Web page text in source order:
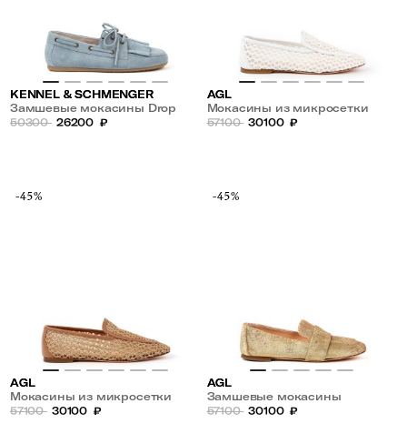
KENNEL & SCHMENGER
Замшевые мокасины Drop
50300 26200 ₽
AGL
Мокасины из микросетки
57100 30100 ₽
-45%
AGL
Мокасины из микросетки
57100 30100 ₽
-45%
AGL
Замшевые мокасины
57100 30100 ₽